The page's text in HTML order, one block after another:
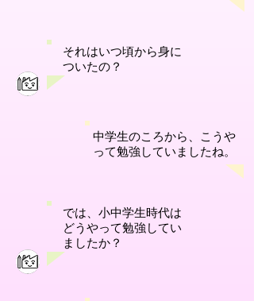
それはいつ頃から身に
ついたの？
中学生のころから、こうや
って勉強していましたね。
では、小中学生時代は
どうやって勉強してい
ましたか？